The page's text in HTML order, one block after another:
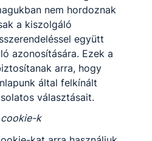
nem hordoznak
a kiszolgáló
együtt
azonosítására. Ezek a
arra, hogy
által felkínált
választásait.
k